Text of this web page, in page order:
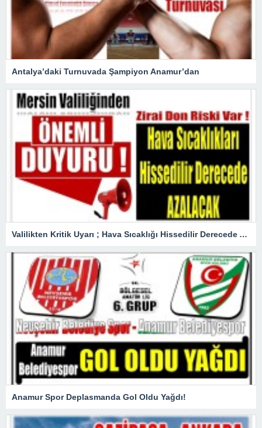
Antalya’daki Turnuvada Şampiyon Anamur’dan
Valilikten Kritik Uyarı ; Hava Sıcaklığı Hissedilir Derecede Azalacak!
Anamur Spor Deplasmanda Gol Oldu Yağdı!